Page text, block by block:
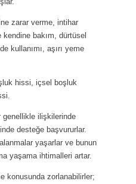
zarar verme, intihar
bakım, dürtüsel
kullanımı, aşırı yeme
hissi, içsel boşluk
genellikle ilişkilerinde
desteğe başvururlar.
yaşarlar ve bunun
yaşama ihtimalleri artar.
konusunda zorlanabilirler;